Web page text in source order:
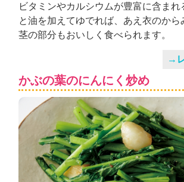
ビタミンやカルシウムが豊富に含まれ
と油を加えてゆでれば、あえ衣のから
茎の部分もおいしく食べられます。
→
かぶの葉のにんにく炒め